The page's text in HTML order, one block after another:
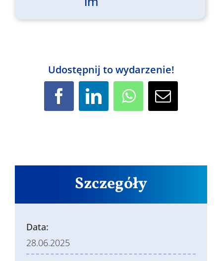
Udostępnij to wydarzenie!
LinkedIn WhatsAppEmail
Szczegóły
Data:
28.06.2025